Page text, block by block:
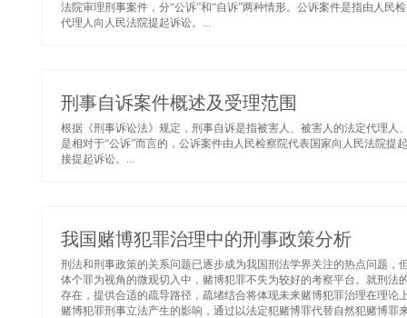
法院审理刑事案件，分“公诉”和“自诉”两种情形。公诉案件是指由人
代理人向人民法院提起诉讼。...
刑事自诉案件概述及受理范围
根据《刑事诉讼法》规定，刑事自诉是指被害人、被害人的法定代理
是相对于“公诉”而言的，公诉案件由人民检察院代表国家向人民法院
接提起诉讼。...
我国赌博犯罪治理中的刑事政策分析
刑法和刑事政策的关系问题已逐步成为我国刑法学界关注的热点问题
体个罪为视角的微观切入中，赌博犯罪不失为较好的考察平台。就刑
存在，提供合适的疏导路径，疏堵结合将体现未来赌博犯罪治理在理
赌博犯罪刑事立法产生的影响，通过以法定犯赌博罪代替自然犯赌博罪